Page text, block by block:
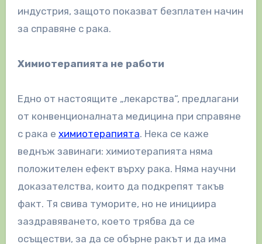
индустрия, защото показват безплатен начин
за справяне с рака.
Химиотерапията не работи
Едно от настоящите „лекарства“, предлагани
от конвенционалната медицина при справяне
с рака е химиотерапията. Нека се каже
веднъж завинаги: химиотерапията няма
положителен ефект върху рака. Няма научни
доказателства, които да подкрепят такъв
факт. Тя свива туморите, но не инициира
заздравяването, което трябва да се
осъществи, за да се обърне ракът и да има